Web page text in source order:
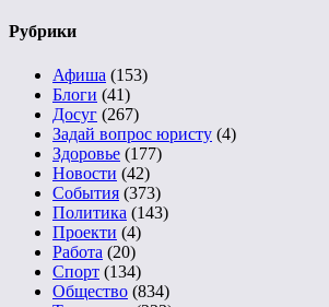
Рубрики
Афиша (153)
Блоги (41)
Досуг (267)
Задай вопрос юристу (4)
Здоровье (177)
Новости (42)
События (373)
Политика (143)
Проекти (4)
Работа (20)
Спорт (134)
Общество (834)